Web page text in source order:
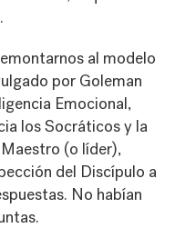
al modelo
por Goleman
Emocional,
los Socráticos y la
(o líder),
del Discípulo a
No habían